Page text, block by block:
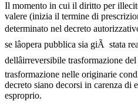
Il momento in cui il diritto per
valere (inizia il termine di
determinato nel decreto autorizzativo
se lâopera pubblica sia giÃ stata
dellâirreversibile trasformazione
trasformazione nelle originarie
decreto siano decorsi in carenza di
esproprio.